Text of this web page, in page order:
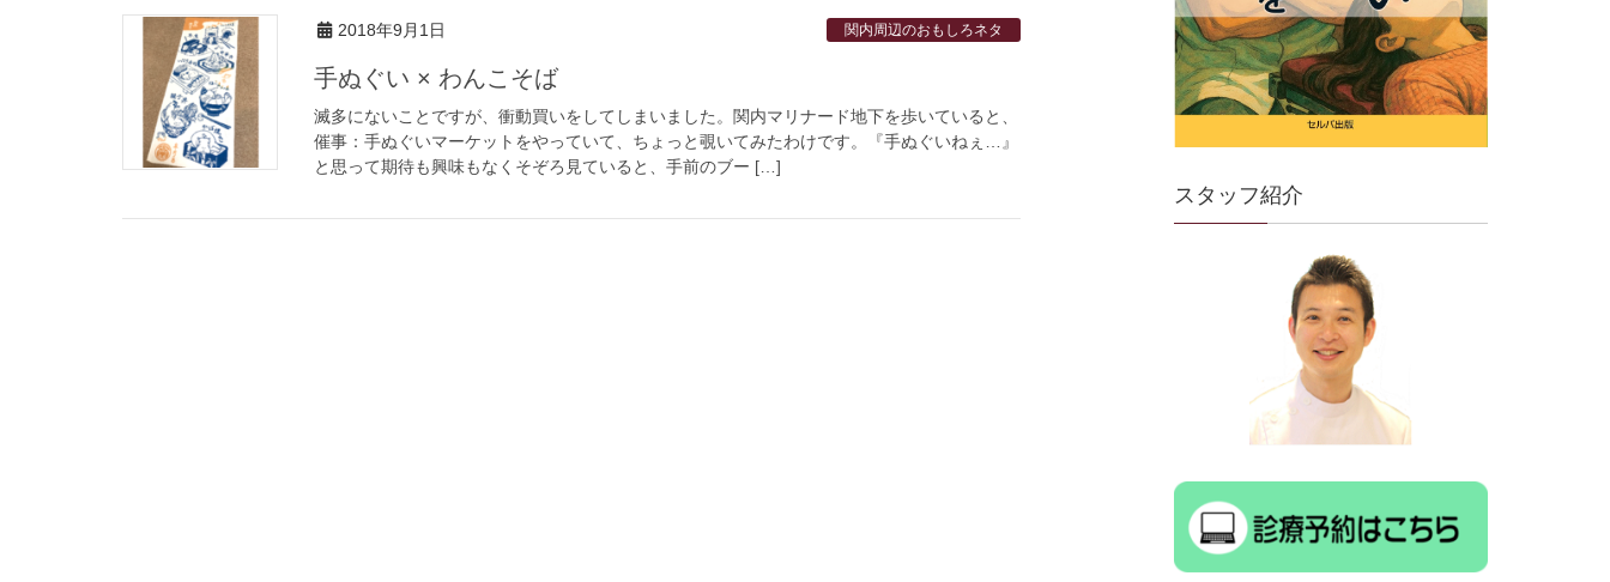
2018年9月1日 関内周辺のおもしろネタ
手ぬぐい × わんこそば
滅多にないことですが、衝動買いをしてしまいました。関内マリナード地下を歩いていると、
催事：手ぬぐいマーケットをやっていて、ちょっと覗いてみたわけです。『手ぬぐいねぇ…』
と思って期待も興味もなくそぞろ見ていると、手前のブー […]
スタッフ紹介